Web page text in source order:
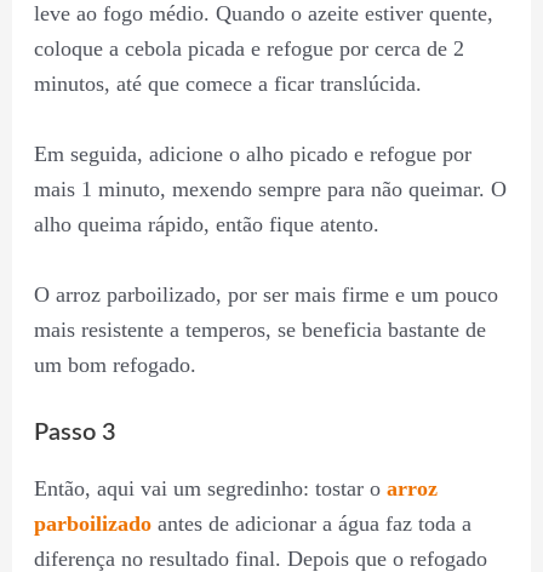
leve ao fogo médio. Quando o azeite estiver quente,
coloque a cebola picada e refogue por cerca de 2
minutos, até que comece a ficar translúcida.
Em seguida, adicione o alho picado e refogue por
mais 1 minuto, mexendo sempre para não queimar. O
alho queima rápido, então fique atento.
O arroz parboilizado, por ser mais firme e um pouco
mais resistente a temperos, se beneficia bastante de
um bom refogado.
Passo 3
Então, aqui vai um segredinho: tostar o arroz
parboilizadoantes de adicionar a água faz toda a
diferença no resultado final. Depois que o refogado